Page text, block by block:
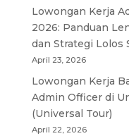
Lowongan Kerja
2026: Panduan
dan Strategi Lolos
April 23, 2026
Lowongan Kerja
Admin Officer di
(Universal Tour)
April 22, 2026